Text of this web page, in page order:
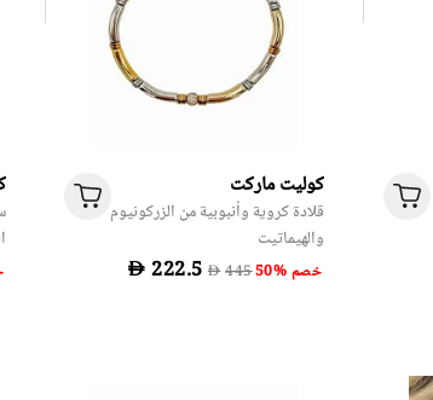
كوليت ماركت
قلادة كروية وأنبوبية من الزركونيوم
والهيماتيت
D D ‏445 50% خصم